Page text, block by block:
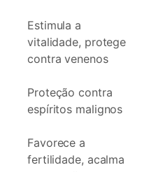
Estimula a
vitalidade, protege
contra venenos
Proteção contra
espíritos malignos
Favorece a
fertilidade, acalma